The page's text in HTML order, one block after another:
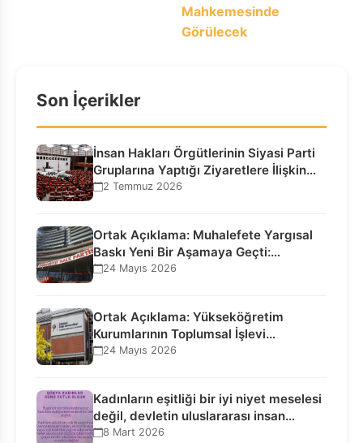
Mahkemesinde
Görülecek
Son İçerikler
İnsan Hakları Örgütlerinin Siyasi Parti
Gruplarına Yaptığı Ziyaretlere İlişkin
Bilgilendirme…
2 Temmuz 2026
Ortak Açıklama: Muhalefete Yargısal
Baskı Yeni Bir Aşamaya Geçti:
Seçilmiş…
24 Mayıs 2026
Ortak Açıklama: Yükseköğretim
Kurumlarının Toplumsal İşlevi
Kurucularının Ticari Akıbetine
24 Mayıs 2026
Kadınların eşitliği bir iyi niyet meselesi
değil, devletin uluslararası insan…
8 Mart 2026